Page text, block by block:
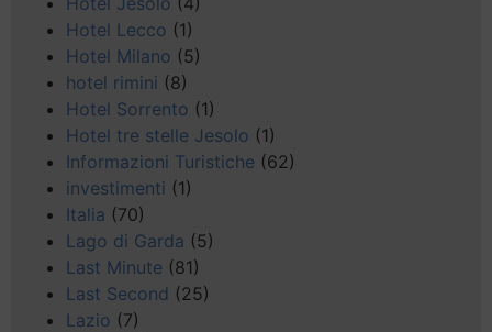
Hotel Lecco (1)
Hotel Milano (5)
hotel rimini (8)
Hotel Sorrento (1)
Hotel tre stelle Jesolo (1)
Informazioni Turistiche (62)
investimenti (1)
Italia (70)
Lago di Garda (5)
Last Minute (81)
Last Second (25)
Lazio (7)